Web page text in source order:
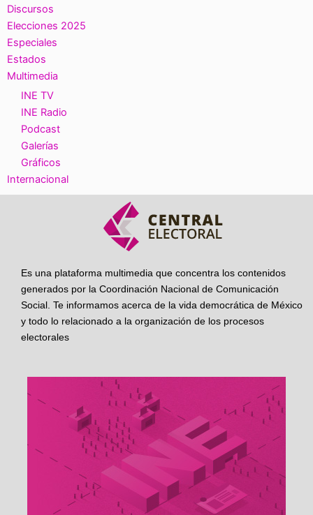
Discursos
Elecciones 2025
Especiales
Estados
Multimedia
INE TV
INE Radio
Podcast
Galerías
Gráficos
Internacional
Es una plataforma multimedia que concentra los contenidos
generados por la Coordinación Nacional de Comunicación
Social. Te informamos acerca de la vida democrática de México
y todo lo relacionado a la organización de los procesos
electorales